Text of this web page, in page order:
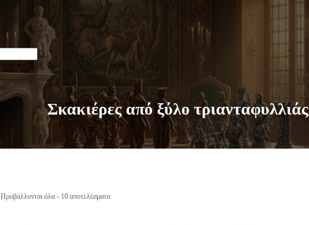
Σκακιέρες από ξύλο τριανταφυλλιάς
Προβάλλονται όλα - 10 αποτελέσματα